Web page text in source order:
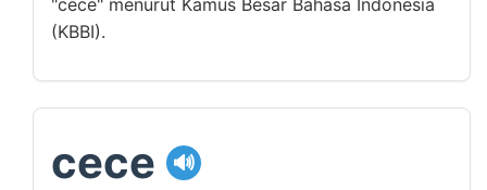
"cece" menurut Kamus Besar Bahasa Indonesia
(KBBI).
cece 🔊